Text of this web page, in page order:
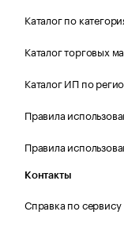
Каталог по
Каталог торговых
Каталог ИП по
Правила
Правила
Контакты
Справка по сервису